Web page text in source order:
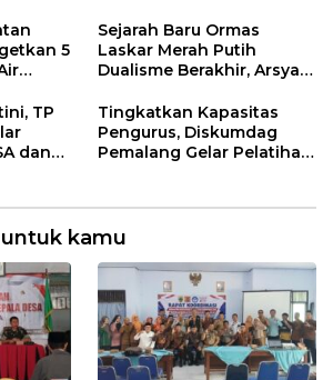
5
Sejarah Baru Ormas
Laskar Merah Putih
Dualisme Berakhir, Arsyad
TP
dan
Tingkatkan Kapasitas
Pengurus, Diskumdag
Pemalang Gelar Pelatihan
kamu